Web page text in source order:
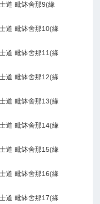
道 毗缽舍那9(緣
道 毗缽舍那10(緣
道 毗缽舍那11(緣
道 毗缽舍那12(緣
道 毗缽舍那13(緣
道 毗缽舍那14(緣
道 毗缽舍那15(緣
道 毗缽舍那16(緣
道 毗缽舍那17(緣